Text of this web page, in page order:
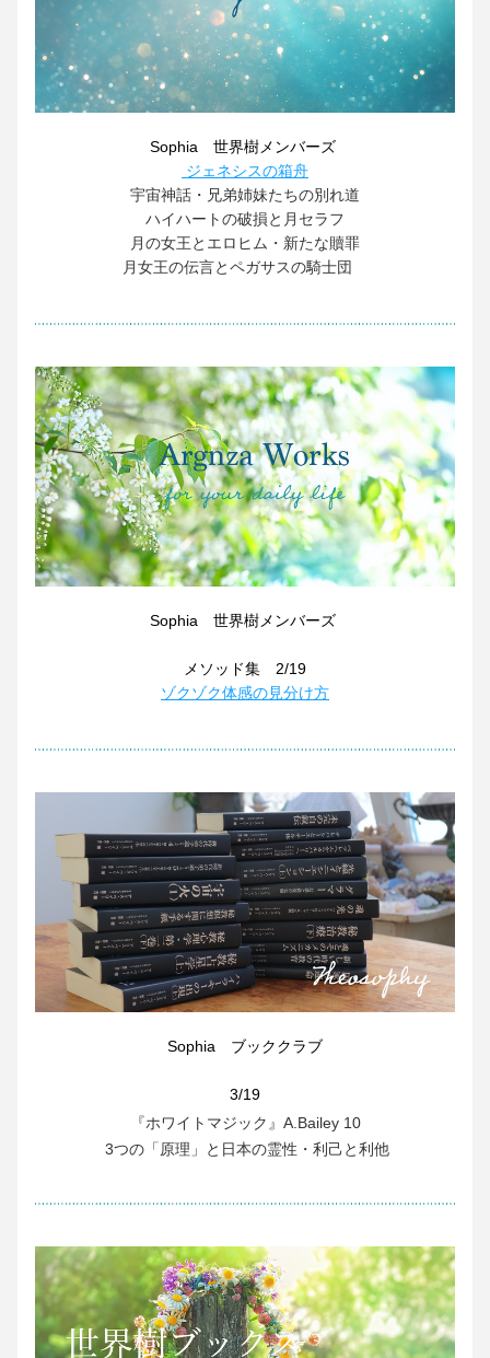
Sophia　世界樹メンバーズ
ジェネシスの箱舟
宇宙神話・兄弟姉妹たちの別れ道
ハイハートの破損と月セラフ
月の女王とエロヒム・新たな贖罪
月女王の伝言とペガサスの騎士団
Sophia　世界樹メンバーズ
メソッド集　2/19
ゾクゾク体感の見分け方
Sophia　ブッククラブ
3/19
『ホワイトマジック』A.Bailey 10
3つの「原理」と日本の霊性・利己と利他